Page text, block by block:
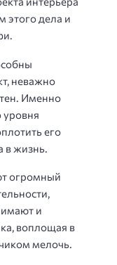
этого дела и
неважно
Именно
уровня
его
в жизнь.
огромный
и
воплощая в
мелочь.